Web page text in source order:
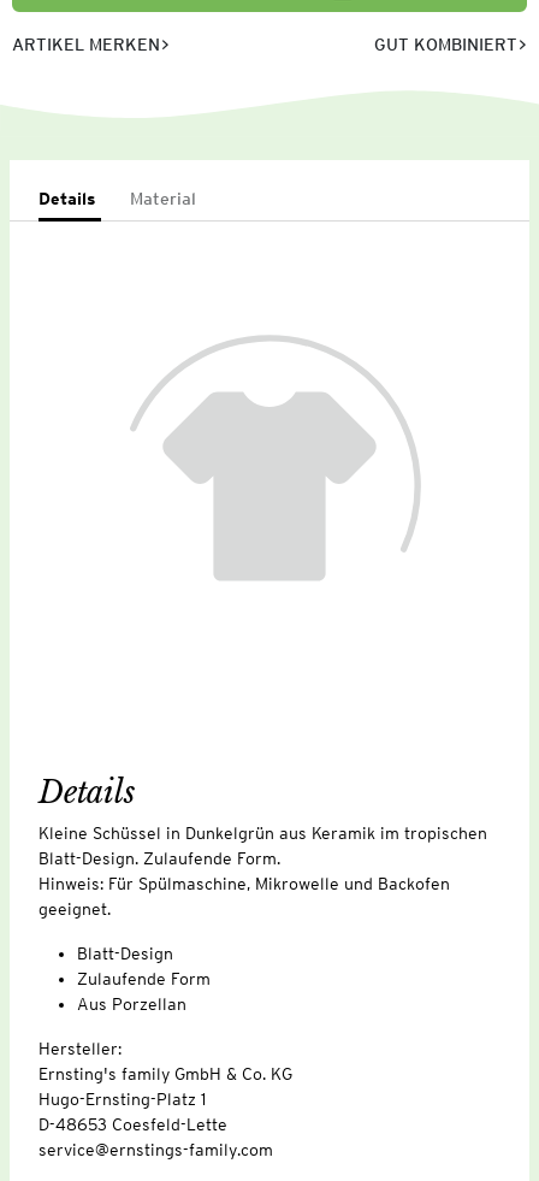
ARTIKEL MERKEN GUT KOMBINIERT
Details Material
Details
Kleine Schüssel in Dunkelgrün aus Keramik im tropischen
Blatt-Design. Zulaufende Form.
Hinweis: Für Spülmaschine, Mikrowelle und Backofen
geeignet.
Blatt-Design
Zulaufende Form
Aus Porzellan
Hersteller:
Ernsting's family GmbH & Co. KG
Hugo-Ernsting-Platz 1
D-48653 Coesfeld-Lette
service@ernstings-family.com